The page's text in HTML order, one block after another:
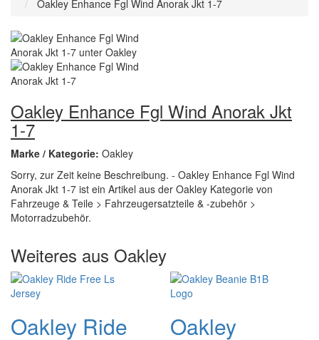
Oakley Enhance Fgl Wind Anorak Jkt 1-7
Oakley Enhance Fgl Wind Anorak Jkt
1-7
Marke / Kategorie: Oakley
Sorry, zur Zeit keine Beschreibung. - Oakley Enhance Fgl Wind
Anorak Jkt 1-7 ist ein Artikel aus der Oakley Kategorie von
Fahrzeuge & Teile > Fahrzeugersatzteile & -zubehör >
Motorradzubehör.
Weiteres aus Oakley
Oakley Ride Oakley